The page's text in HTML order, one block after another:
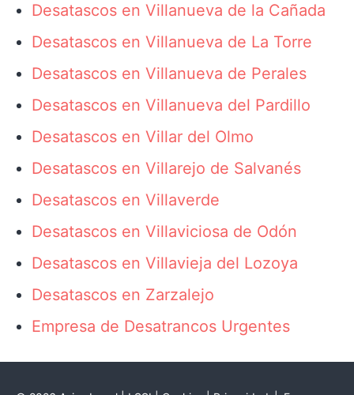
Desatascos en Villanueva de la Cañada
Desatascos en Villanueva de La Torre
Desatascos en Villanueva de Perales
Desatascos en Villanueva del Pardillo
Desatascos en Villar del Olmo
Desatascos en Villarejo de Salvanés
Desatascos en Villaverde
Desatascos en Villaviciosa de Odón
Desatascos en Villavieja del Lozoya
Desatascos en Zarzalejo
Empresa de Desatrancos Urgentes